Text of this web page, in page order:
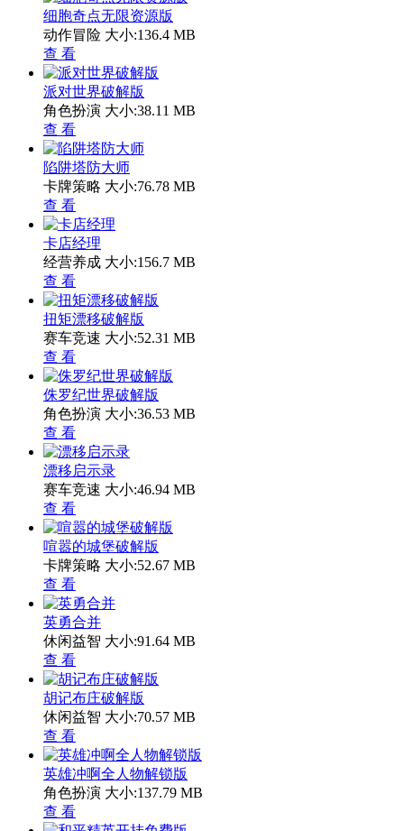
细胞奇点无限资源版
动作冒险 大小:136.4 MB
查 看
派对世界破解版
角色扮演 大小:38.11 MB
查 看
陷阱塔防大师
卡牌策略 大小:76.78 MB
查 看
卡店经理
经营养成 大小:156.7 MB
查 看
扭矩漂移破解版
赛车竞速 大小:52.31 MB
查 看
侏罗纪世界破解版
角色扮演 大小:36.53 MB
查 看
漂移启示录
赛车竞速 大小:46.94 MB
查 看
喧嚣的城堡破解版
卡牌策略 大小:52.67 MB
查 看
英勇合并
休闲益智 大小:91.64 MB
查 看
胡记布庄破解版
休闲益智 大小:70.57 MB
查 看
英雄冲啊全人物解锁版
角色扮演 大小:137.79 MB
查 看